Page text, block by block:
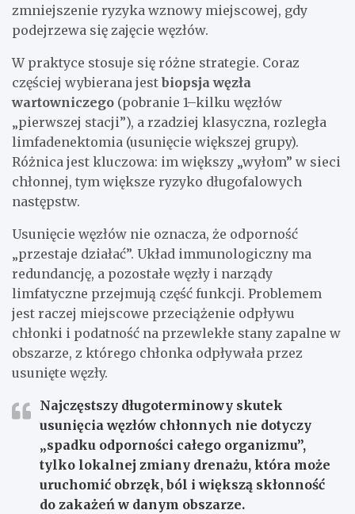
zmniejszenie ryzyka wznowy miejscowej, gdy
podejrzewa się zajęcie węzłów.
W praktyce stosuje się różne strategie. Coraz
częściej wybierana jest biopsja węzła
wartowniczego (pobranie 1–kilku węzłów
„pierwszej stacji”), a rzadziej klasyczna, rozległa
limfadenektomia (usunięcie większej grupy).
Różnica jest kluczowa: im większy „wyłom” w sieci
chłonnej, tym większe ryzyko długofalowych
następstw.
Usunięcie węzłów nie oznacza, że odporność
„przestaje działać”. Układ immunologiczny ma
redundancję, a pozostałe węzły i narządy
limfatyczne przejmują część funkcji. Problemem
jest raczej miejscowe przeciążenie odpływu
chłonki i podatność na przewlekłe stany zapalne w
obszarze, z którego chłonka odpływała przez
usunięte węzły.
Najczęstszy długoterminowy skutek
usunięcia węzłów chłonnych nie dotyczy
„spadku odporności całego organizmu”,
tylko lokalnej zmiany drenażu, która może
uruchomić obrzęk, ból i większą skłonność
do zakażeń w danym obszarze.